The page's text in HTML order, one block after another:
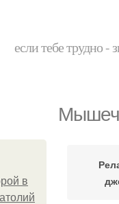
если тебе трудно
в